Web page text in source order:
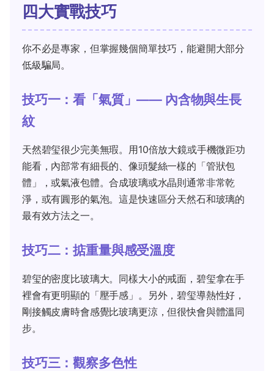
四大實戰技巧
你不必是專家，但掌握幾個簡單技巧，能避開大部分
低級騙局。
技巧一：看「氣質」—— 內含物與生長
紋
天然碧玺很少完美無瑕。用10倍放大鏡或手機微距功
能看，內部常有細長的、像頭髮絲一樣的「管狀包
體」，或氣液包體。合成玻璃或水晶則通常非常乾
淨，或有圓形的氣泡。這是快速區分天然石和玻璃的
最有效方法之一。
技巧二：掂重量與感受溫度
碧玺的密度比玻璃大。同樣大小的戒面，碧玺拿在手
裡會有更明顯的「壓手感」。另外，碧玺導熱性好，
剛接觸皮膚時會感覺比玻璃更涼，但很快會與體溫同
步。
技巧三：觀察多色性